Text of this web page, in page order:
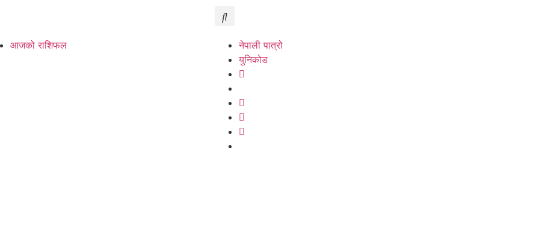
आजको राशिफल
नेपाली पात्रो
युनिकोड